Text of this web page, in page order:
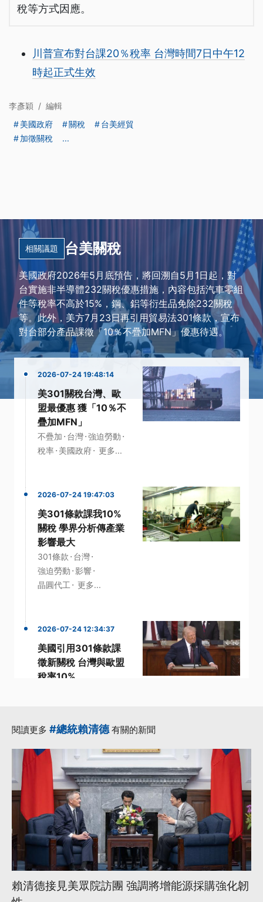
稅等方式因應。
川普宣布對台課20％稅率 台灣時間7日中午12
時起正式生效
李彥穎 / 編輯
美國政府
關稅
台美經貿
加徵關稅
...
相關議題 台美關稅
美國政府2026年5月底預告，將回溯自5月1日起，對
台實施非半導體232關稅優惠措施，內容包括汽車零組
件等稅率不高於15%，鋼、鋁等衍生品免除232關稅
等。此外，美方7月23日再引用貿易法301條款，宣布
對台部分產品課徵「10％不疊加MFN」優惠待遇。
2026-07-24 19:48:14
美301關稅台灣、歐
盟最優惠 獲「10％不
疊加MFN」
不疊加 · 台灣·強迫勞動 ·
稅率· 美國政府· 更多...
2026-07-24 19:47:03
美301條款課我10%
關稅 學界分析傳產業
影響最大
301條款 · 台灣·
強迫勞動 ·影響·
晶圓代工 · 更多...
2026-07-24 12:34:37
美國引用301條款課
徵新關稅 台灣與歐盟
稅率10%
閱讀更多 #總統賴清德有關的新聞
賴清德接見美眾院訪團 強調將增能源採購強化韌